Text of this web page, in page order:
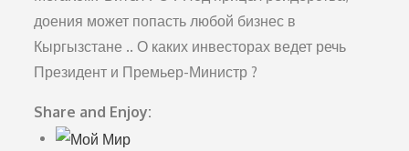
доения может попасть любой бизнес в
Кыргызстане .. О каких инвесторах ведет речь
Президент и Премьер-Министр ?
Share and Enjoy: